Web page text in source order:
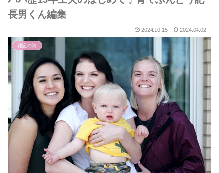
長男くん編集
2024.10.15 2024.04.02
雑記の海